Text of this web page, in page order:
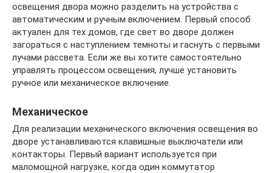
освещения двора можно разделить на устройства с
автоматическим и ручным включением. Первый способ
актуален для тех домов, где свет во дворе должен
загораться с наступлением темноты и гаснуть с первыми
лучами рассвета. Если же вы хотите самостоятельно
управлять процессом освещения, лучше установить
ручное или механическое включение.
Механическое
Для реализации механического включения освещения во
дворе устанавливаются клавишные выключатели или
контакторы. Первый вариант используется при
маломощной нагрузке, когда один коммутатор